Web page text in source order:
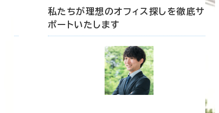
私たちが理想のオフィス探しを徹底サ
ポートいたします